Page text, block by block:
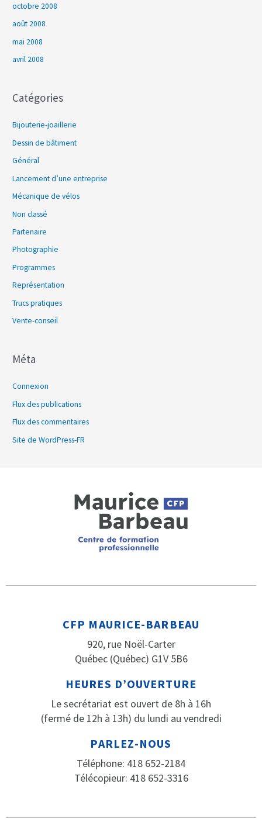
octobre 2008
août 2008
mai 2008
avril 2008
Catégories
Bijouterie-joaillerie
Dessin de bâtiment
Général
Lancement d’une entreprise
Mécanique de vélos
Non classé
Partenaire
Photographie
Programmes
Représentation
Trucs pratiques
Vente-conseil
Méta
Connexion
Flux des publications
Flux des commentaires
Site de WordPress-FR
CFP MAURICE-BARBEAU
920, rue Noël-Carter
Québec (Québec) G1V 5B6
HEURES D’OUVERTURE
Le secrétariat est ouvert de 8h à 16h
(fermé de 12h à 13h) du lundi au vendredi
PARLEZ-NOUS
Téléphone: 418 652-2184
Télécopieur: 418 652-3316